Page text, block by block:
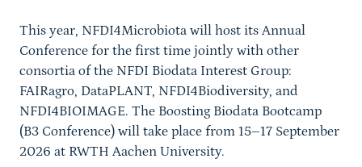
This year, NFDI4Microbiota will host its Annual
Conference for the first time jointly with other
consortia of the NFDI Biodata Interest Group:
FAIRagro, DataPLANT, NFDI4Biodiversity, and
NFDI4BIOIMAGE. The Boosting Biodata Bootcamp
(B3 Conference) will take place from 15–17 September
2026 at RWTH Aachen University.